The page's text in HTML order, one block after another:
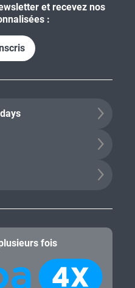
et recevez nos
:
fois